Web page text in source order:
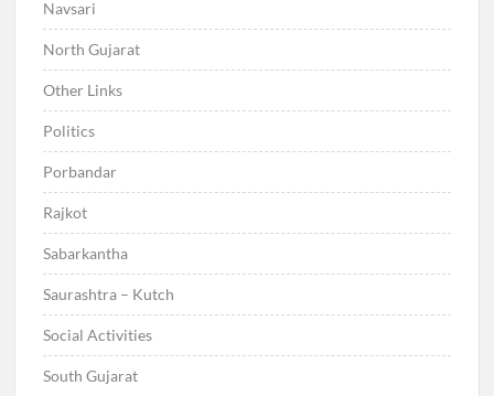
Navsari
North Gujarat
Other Links
Politics
Porbandar
Rajkot
Sabarkantha
Saurashtra – Kutch
Social Activities
South Gujarat